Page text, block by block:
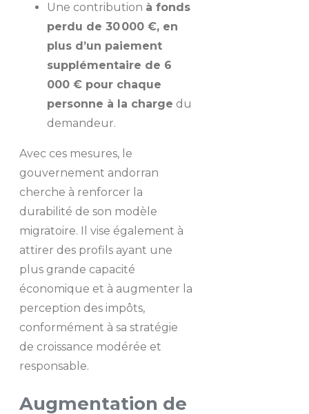
Une contribution à fonds
perdu de 30 000 €, en
plus d’un paiement
supplémentaire de 6
000 € pour chaque
personne à la charge du
demandeur.
Avec ces mesures, le
gouvernement andorran
cherche à renforcer la
durabilité de son modèle
migratoire. Il vise également à
attirer des profils ayant une
plus grande capacité
économique et à augmenter la
perception des impôts,
conformément à sa stratégie
de croissance modérée et
responsable.
Augmentation de